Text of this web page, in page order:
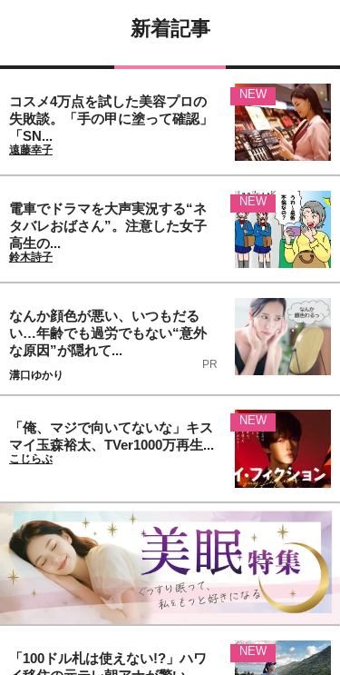
新着記事
コスメ4万点を試した美容プロの
失敗談。「手の甲に塗って確認」
「SN...
遠藤幸子
NEW
電車でドラマを大声実況する“ネ
タバレおばさん”。注意した女子
高生の...
鈴木詩子
NEW
なんか顔色が悪い、いつもだる
い…年齢でも過労でもない“意外
な原因”が隠れて...
PR
溝口ゆかり
「俺、マジで向いてないな」キス
マイ玉森裕太、TVer1000万再生...
こじらぶ
NEW
「100ドル札は使えない!?」ハワ
NEW